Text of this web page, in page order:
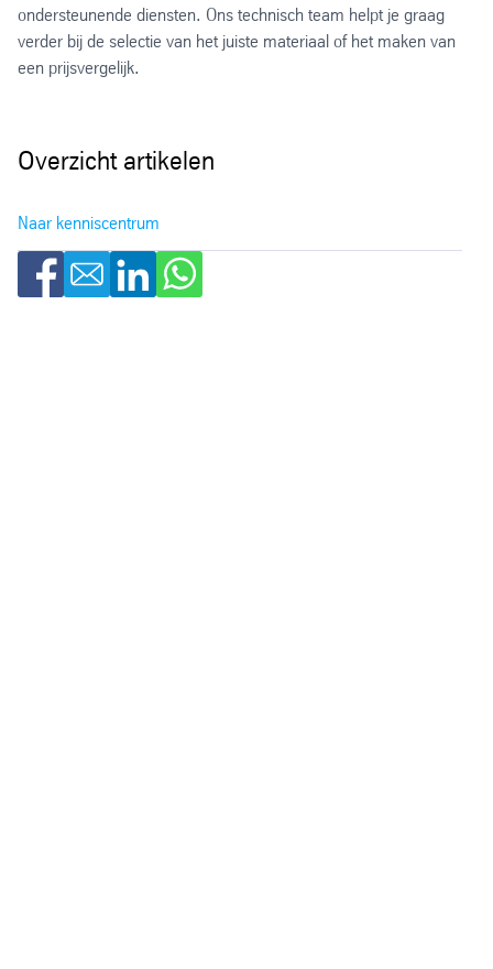
ondersteunende diensten. Ons technisch team helpt je graag
verder bij de selectie van het juiste materiaal of het maken van
een prijsvergelijk.
Overzicht artikelen
Naar kenniscentrum